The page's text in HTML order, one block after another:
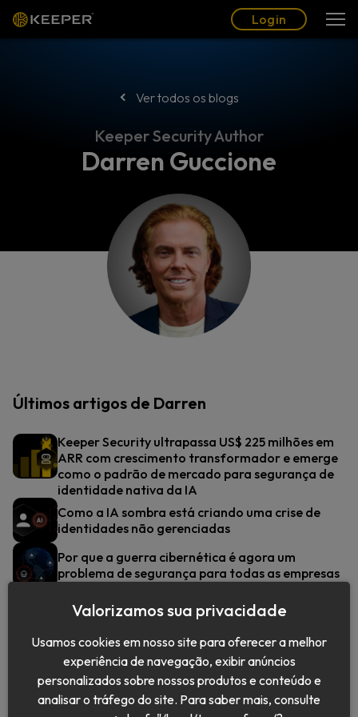
Login
Ver todos os blogs
Keeper Security Author
Darren Guccione
Últimos artigos de Darren
Keeper Security ultrapassa US$ 225 milhões em
ARR com crescimento transformador e emerge
como o padrão de mercado para segurança de
identidade nativa da IA
Como a IA sombra está criando uma crise de
identidades não gerenciadas
Por que a guerra cibernética é agora um
problema de segurança para todas as empresas
Valorizamos sua privacidade
Usamos cookies em nosso site para oferecer a melhor
experiência de navegação, exibir anúncios
personalizados sobre nossos produtos e conteúdo e
analisar o tráfego do site. Para saber mais, consulte